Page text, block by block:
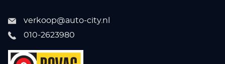
verkoop@auto-city.nl
010-2623980